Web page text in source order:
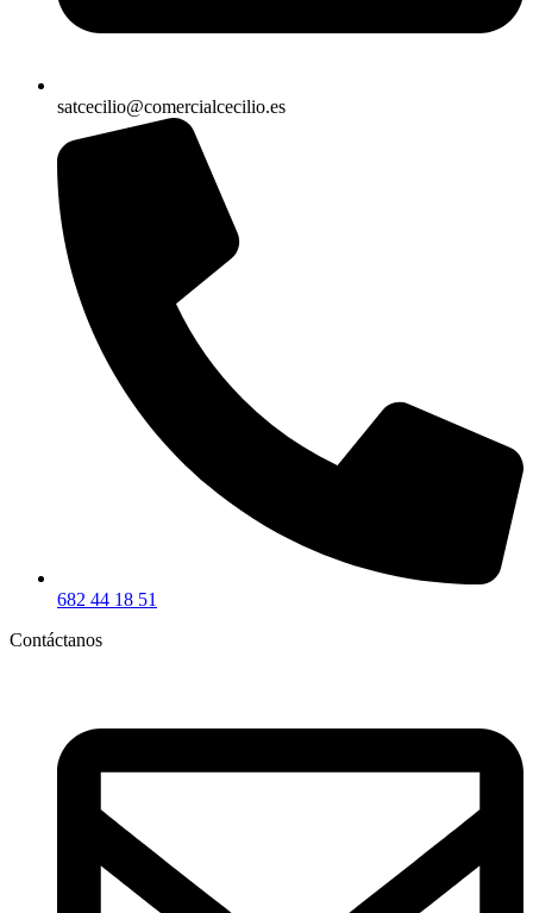
satcecilio@comercialcecilio.es
682 44 18 51
Contáctanos